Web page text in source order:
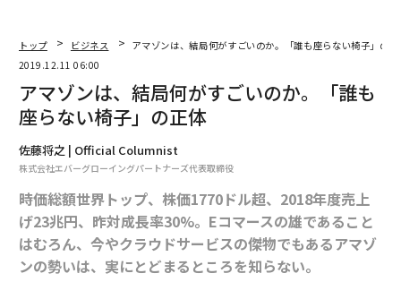
動車、自転車、そして徒歩という交通手段では、今後の
人口増加に交通が対応できない、というのがウーバーの
主張だ。
次ページ ＞ ウーバーが描く「3Dのシティ」と
は？
1 2 3 4
文・写真＝末岡洋子
トップ ビジネス
アマゾンは、結局何がすごいのか。「誰も座らない椅子」の正
2019.12.11 06:00
アマゾンは、結局何がすごいのか。「誰も
座らない椅子」の正体
佐藤将之 | Official Columnist
株式会社エバーグローイングパートナーズ代表取締役
時価総額世界トップ、株価1770ドル超、2018年度売上
げ23兆円、昨対成長率30%。Eコマースの雄であること
はむろん、今やクラウドサービスの傑物でもあるアマゾ
ンの勢いは、実にとどまるところを知らない。